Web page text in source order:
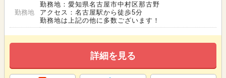
勤務地
勤務地：愛知県名古屋市中村区那古野
アクセス：名古屋駅から徒歩5分
勤務地は上記の他に多数ございます！
詳細を見る